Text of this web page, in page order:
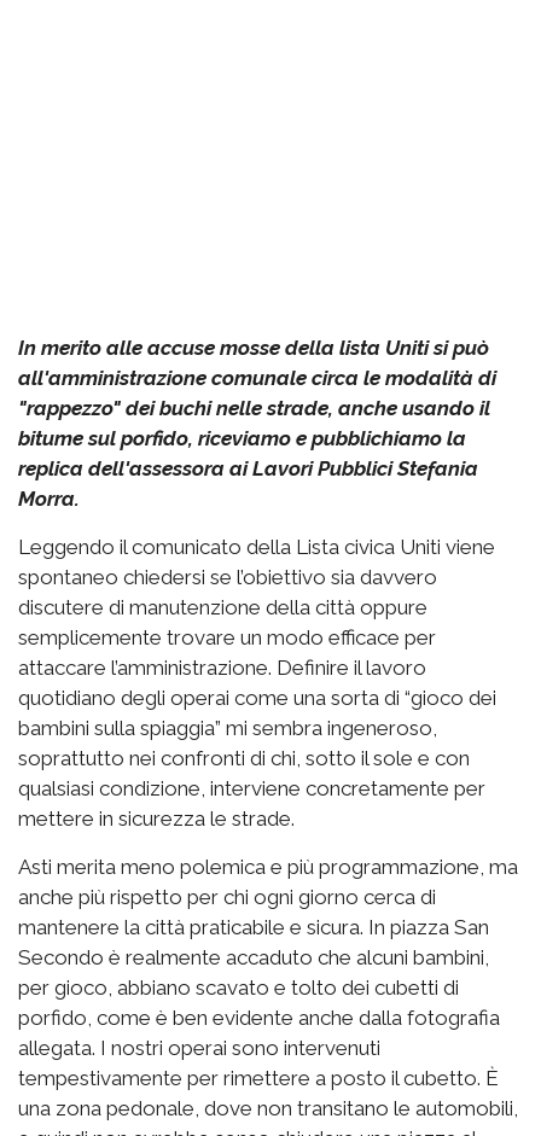
In merito alle accuse mosse della lista Uniti si può
all'amministrazione comunale circa le modalità di
"rappezzo" dei buchi nelle strade, anche usando il
bitume sul porfido, riceviamo e pubblichiamo la
replica dell'assessora ai Lavori Pubblici Stefania
Morra.
Leggendo il comunicato della Lista civica Uniti viene
spontaneo chiedersi se l’obiettivo sia davvero
discutere di manutenzione della città oppure
semplicemente trovare un modo efficace per
attaccare l’amministrazione. Definire il lavoro
quotidiano degli operai come una sorta di “gioco dei
bambini sulla spiaggia” mi sembra ingeneroso,
soprattutto nei confronti di chi, sotto il sole e con
qualsiasi condizione, interviene concretamente per
mettere in sicurezza le strade.
Asti merita meno polemica e più programmazione, ma
anche più rispetto per chi ogni giorno cerca di
mantenere la città praticabile e sicura. In piazza San
Secondo è realmente accaduto che alcuni bambini,
per gioco, abbiano scavato e tolto dei cubetti di
porfido, come è ben evidente anche dalla fotografia
allegata. I nostri operai sono intervenuti
tempestivamente per rimettere a posto il cubetto. È
una zona pedonale, dove non transitano le automobili,